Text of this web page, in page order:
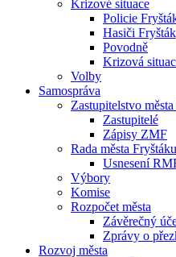
Krizové situace
Policie
Hasiči Fryšták
Povodně
Krizová
Volby
Samospráva
Zastupitelstvo
Zastupitelé
Zápisy ZMF
Rada města Fryštáku
Usnesení
Výbory
Komise
Rozpočet města
Závěrečný
Zprávy o
Rozvoj města